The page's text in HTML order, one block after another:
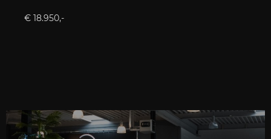
€ 18.950,-